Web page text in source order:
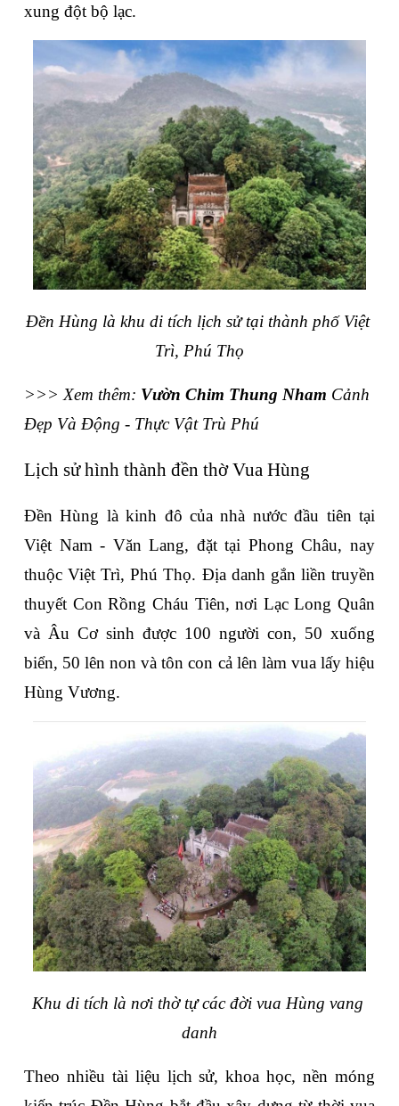
xung đột bộ lạc.
Đền Hùng là khu di tích lịch sử tại thành phố Việt
Trì, Phú Thọ
>>> Xem thêm: Vườn Chim Thung Nham Cảnh
Đẹp Và Động - Thực Vật Trù Phú
Lịch sử hình thành đền thờ Vua Hùng
Đền Hùng là kinh đô của nhà nước đầu tiên tại
Việt Nam - Văn Lang, đặt tại Phong Châu, nay
thuộc Việt Trì, Phú Thọ. Địa danh gắn liền truyền
thuyết Con Rồng Cháu Tiên, nơi Lạc Long Quân
và Âu Cơ sinh được 100 người con, 50 xuống
biển, 50 lên non và tôn con cả lên làm vua lấy hiệu
Hùng Vương.
Khu di tích là nơi thờ tự các đời vua Hùng vang
danh
Theo nhiều tài liệu lịch sử, khoa học, nền móng